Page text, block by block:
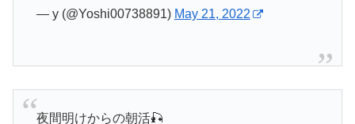
— y (@Yoshi00738891) May 21, 2022
夜間明けからの朝活🎣